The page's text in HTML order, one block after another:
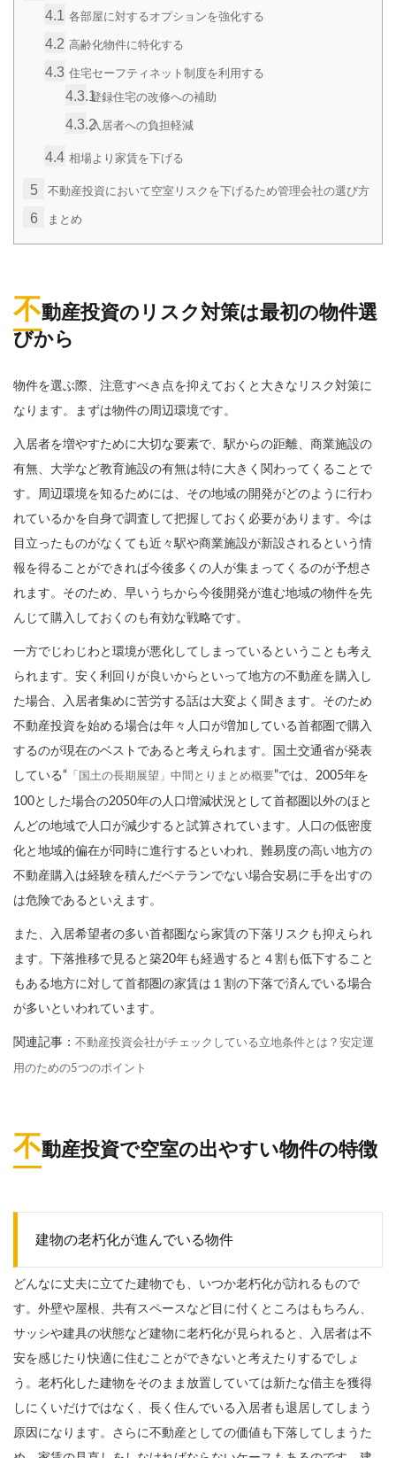
4.1 各部屋に対するオプションを強化する
4.2 高齢化物件に特化する
4.3 住宅セーフティネット制度を利用する
4.3.1登録住宅の改修への補助
4.3.2入居者への負担軽減
4.4 相場より家賃を下げる
5 不動産投資において空室リスクを下げるため管理会社の選び方
6 まとめ
不動産投資のリスク対策は最初の物件選
びから
物件を選ぶ際、注意すべき点を抑えておくと大きなリスク対策に
なります。まずは物件の周辺環境です。
入居者を増やすために大切な要素で、駅からの距離、商業施設の
有無、大学など教育施設の有無は特に大きく関わってくることで
す。周辺環境を知るためには、その地域の開発がどのように行わ
れているかを自身で調査して把握しておく必要があります。今は
目立ったものがなくても近々駅や商業施設が新設されるという情
報を得ることができれば今後多くの人が集まってくるのが予想さ
れます。そのため、早いうちから今後開発が進む地域の物件を先
んじて購入しておくのも有効な戦略です。
一方でじわじわと環境が悪化してしまっているということも考え
られます。安く利回りが良いからといって地方の不動産を購入し
た場合、入居者集めに苦労する話は大変よく聞きます。そのため
不動産投資を始める場合は年々人口が増加している首都圏で購入
するのが現在のベストであると考えられます。国土交通省が発表
している“ 「国土の長期展望」中間とりまとめ概要”では、2005年を
100とした場合の2050年の人口増減状況として首都圏以外のほと
んどの地域で人口が減少すると試算されています。人口の低密度
化と地域的偏在が同時に進行するといわれ、難易度の高い地方の
不動産購入は経験を積んだベテランでない場合安易に手を出すの
は危険であるといえます。
また、入居希望者の多い首都圏なら家賃の下落リスクも抑えられ
ます。下落推移で見ると築20年も経過すると４割も低下すること
もある地方に対して首都圏の家賃は１割の下落で済んでいる場合
が多いといわれています。
関連記事： 不動産投資会社がチェックしている立地条件とは？安定運
用のための5つのポイント
不動産投資で空室の出やすい物件の特徴
建物の老朽化が進んでいる物件
どんなに丈夫に立てた建物でも、いつか老朽化が訪れるもので
す。外壁や屋根、共有スペースなど目に付くところはもちろん、
サッシや建具の状態など建物に老朽化が見られると、入居者は不
安を感じたり快適に住むことができないと考えたりするでしょ
う。老朽化した建物をそのまま放置していては新たな借主を獲得
しにくいだけではなく、長く住んでいる入居者も退居してしまう
原因になります。さらに不動産としての価値も下落してしまうた